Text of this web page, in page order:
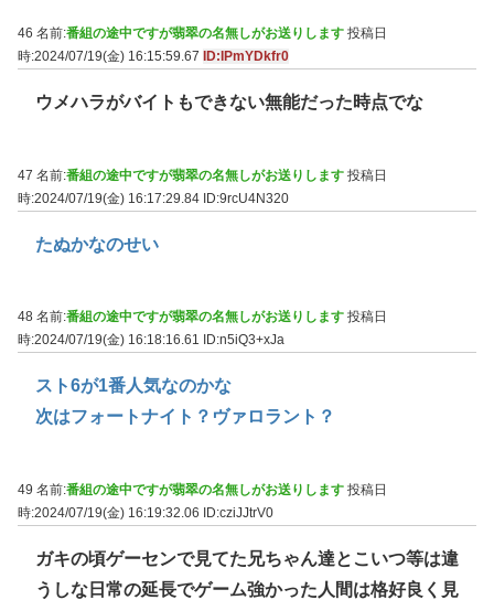
46 名前:番組の途中ですが翡翠の名無しがお送りします 投稿日
時:2024/07/19(金) 16:15:59.67
ID:IPmYDkfr0
ウメハラがバイトもできない無能だった時点でな
47 名前:番組の途中ですが翡翠の名無しがお送りします 投稿日
時:2024/07/19(金) 16:17:29.84 ID:9rcU4N320
たぬかなのせい
48 名前:番組の途中ですが翡翠の名無しがお送りします 投稿日
時:2024/07/19(金) 16:18:16.61
ID:n5iQ3+xJa
スト6が1番人気なのかな
次はフォートナイト？ヴァロラント？
49 名前:番組の途中ですが翡翠の名無しがお送りします 投稿日
時:2024/07/19(金) 16:19:32.06
ID:cziJJtrV0
ガキの頃ゲーセンで見てた兄ちゃん達とこいつ等は違
うしな日常の延長でゲーム強かった人間は格好良く見